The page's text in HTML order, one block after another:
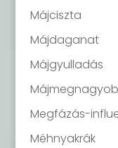
Májciszta
Májdaganat
Májgyulladás
Megfázás-
Méhnyakrák